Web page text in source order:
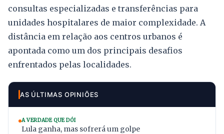
consultas especializadas e transferências para
unidades hospitalares de maior complexidade. A
distância em relação aos centros urbanos é
apontada como um dos principais desafios
enfrentados pelas localidades.
AS ÚLTIMAS OPINIÕES
A VERDADE QUE DÓI
Lula ganha, mas sofrerá um golpe